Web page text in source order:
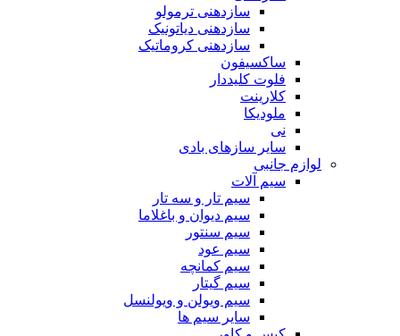
سازدهنی ترمولو
سازدهنی دیاتونیک
سازدهنی کروماتیک
ساکسیفون
فلوت کلیددار
کلارینت
ملودیکا
نی
سایر سازهای بادی
لوازم جانبی
سیم آلات
سیم تار و سه تار
سیم دیوان و باغلاما
سیم سنتور
سیم عود
سیم کمانچه
سیم گیتار
سیم ویولن و ویولنسل
سایر سیم ها